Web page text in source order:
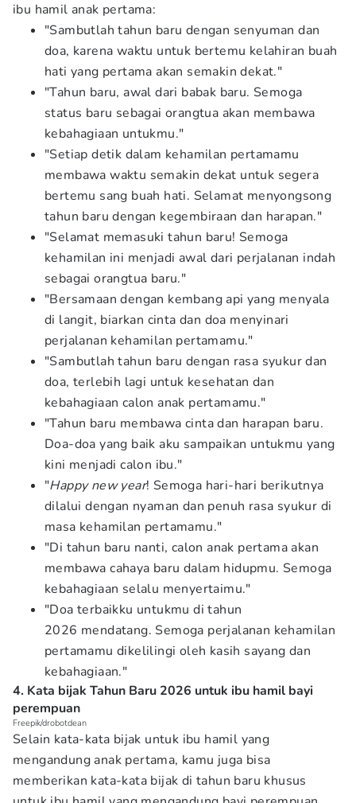
ibu hamil anak pertama:
"Sambutlah tahun baru dengan senyuman dan
doa, karena waktu untuk bertemu kelahiran buah
hati yang pertama akan semakin dekat."
"Tahun baru, awal dari babak baru. Semoga
status baru sebagai orangtua akan membawa
kebahagiaan untukmu."
"Setiap detik dalam kehamilan pertamamu
membawa waktu semakin dekat untuk segera
bertemu sang buah hati. Selamat menyongsong
tahun baru dengan kegembiraan dan harapan."
"Selamat memasuki tahun baru! Semoga
kehamilan ini menjadi awal dari perjalanan indah
sebagai orangtua baru."
"Bersamaan dengan kembang api yang menyala
di langit, biarkan cinta dan doa menyinari
perjalanan kehamilan pertamamu."
"Sambutlah tahun baru dengan rasa syukur dan
doa, terlebih lagi untuk kesehatan dan
kebahagiaan calon anak pertamamu."
"Tahun baru membawa cinta dan harapan baru.
Doa-doa yang baik aku sampaikan untukmu yang
kini menjadi calon ibu."
"Happy new year! Semoga hari-hari berikutnya
dilalui dengan nyaman dan penuh rasa syukur di
masa kehamilan pertamamu."
"Di tahun baru nanti, calon anak pertama akan
membawa cahaya baru dalam hidupmu. Semoga
kebahagiaan selalu menyertaimu."
"Doa terbaikku untukmu di tahun
2026 mendatang. Semoga perjalanan kehamilan
pertamamu dikelilingi oleh kasih sayang dan
kebahagiaan."
4. Kata bijak Tahun Baru 2026 untuk ibu hamil bayi
perempuan
Freepik/drobotdean
Selain kata-kata bijak untuk ibu hamil yang
mengandung anak pertama, kamu juga bisa
memberikan kata-kata bijak di tahun baru khusus